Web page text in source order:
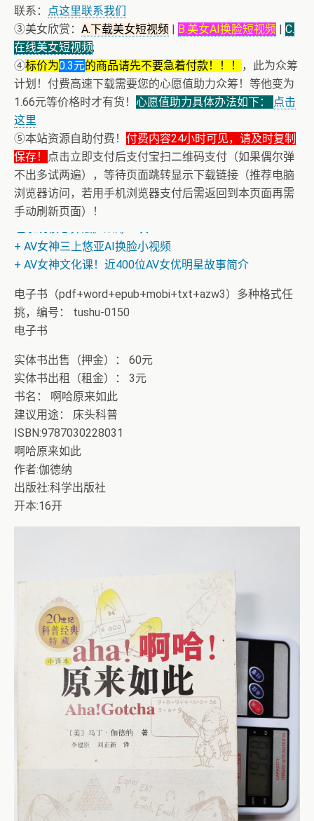
联系：
点这里联系我们
③美女欣赏： A.下载美女短视频 | B.美女AI换脸短视频 | C.
在线美女短视频;
④标价为0.3元的商品请先不要急着付款！！！
，此为众筹
计划！付费高速下载需要您的心愿值助力众筹！等他变为
1.66元等价格时才有货！ 心愿值助力具体办法如下：
点击
这里
⑤本站资源自助付费！ 付费内容24小时可见，请及时复制
保存！
点击立即支付后支付宝扫二维码支付（如果偶尔弹
不出多试两遍），等待页面跳转显示下载链接（推荐电脑
浏览器访问，若用手机浏览器支付后需返回到本页面再需
手动刷新页面）！
+ 恭喜IP为180.201.1.217的网友为电子书籍《动力电池管
+ AV女神三上悠亚AI换脸小视频
+ AV女神文化课！近400位AV女优明星故事简介
电子书（pdf+word+epub+mobi+txt+azw3）多种格式任
挑，编号： tushu-0150
电子书
实体书出售（押金）： 60元
实体书出租（租金）： 3元
书名： 啊哈原来如此
建议用途： 床头科普
ISBN:9787030228031
啊哈原来如此
作者:伽德纳
出版社:科学出版社
开本:16开